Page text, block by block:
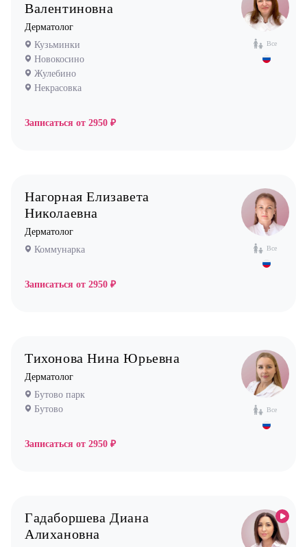
Ортопед
Остеопат
Оториноларинголог (лор)
Офтальмолог (Окулист)
Педиатр
Психиатр
Стоматолог ортодонт
Стоматолог хирург
Врач УЗИ
Фониатр
Хирург
Эндокринолог
Все
Валентиновна
Дерматолог
Кузьминки
Новокосино
Жулебино
Некрасовка
Записаться от 2950 ₽
Все
Нагорная Елизавета
Николаевна
Дерматолог
Коммунарка
Записаться от 2950 ₽
Все
Тихонова Нина Юрьевна
Дерматолог
Бутово парк
Бутово
Записаться от 2950 ₽
Гадаборшева Диана
Алихановна